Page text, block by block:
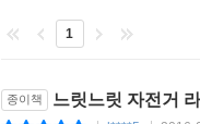
1
종이책 느릿느릿 자전거